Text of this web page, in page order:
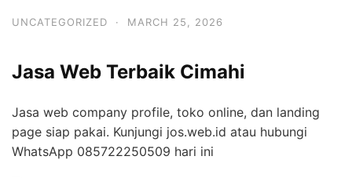
UNCATEGORIZED · MARCH 25, 2026
Jasa Web Terbaik Cimahi
Jasa web company profile, toko online, dan landing
page siap pakai. Kunjungi jos.web.id atau hubungi
WhatsApp 085722250509 hari ini